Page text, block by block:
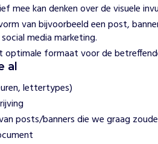
mee kan denken over de visuele
van bijvoorbeeld een post,
media marketing.
optimale formaat voor de
al
lettertypes)
posts/banners die we graag